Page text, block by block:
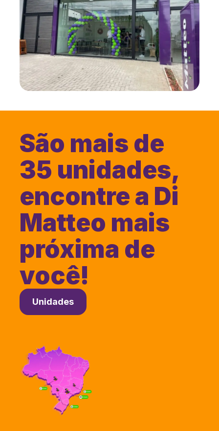
São mais de
35 unidades,
encontre a Di
Matteo mais
próxima de
você!
Unidades